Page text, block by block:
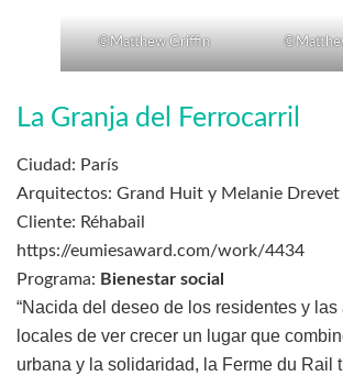
©Matthew Griffin
La Granja del Ferrocarril
Ciudad: París
Arquitectos: Grand Huit y Melanie Drevet
Cliente: Réhabail
https://eumiesaward.com/work/4434
Programa: Bienestar social
“Nacida del deseo de los residentes y
locales de ver crecer un lugar que
urbana y la solidaridad, la Ferme du Rail